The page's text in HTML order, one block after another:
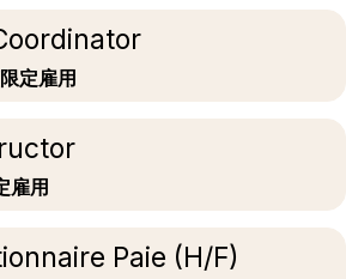
定雇用
雇用
Paie (H/F)